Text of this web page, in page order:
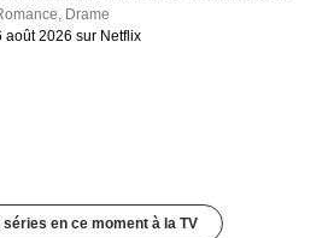
Drame
août 2026 sur Netflix
séries en ce moment à la TV